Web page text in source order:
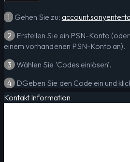
1 Gehen Sie zu:
2 Erstellen Sie ein PSN-Konto
einem vorhandenen PSN-Konto an).
3 Wählen Sie 'Codes einlösen'.
4 DGeben Sie den Code ein und
Kontakt Information